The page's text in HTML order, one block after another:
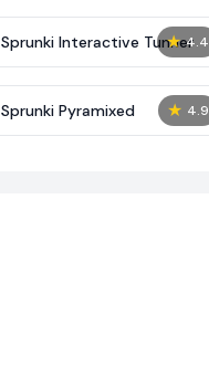
★ 4.4
Sprunki Interactive Tunner
★ 4.9
Sprunki Pyramixed